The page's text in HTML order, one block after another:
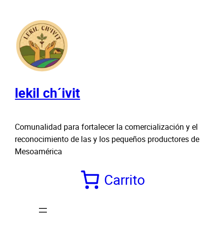
contenido
lekil ch´ivit
Comunalidad para fortalecer la comercialización y el
reconocimiento de las y los pequeños productores de
Mesoamérica
Carrito